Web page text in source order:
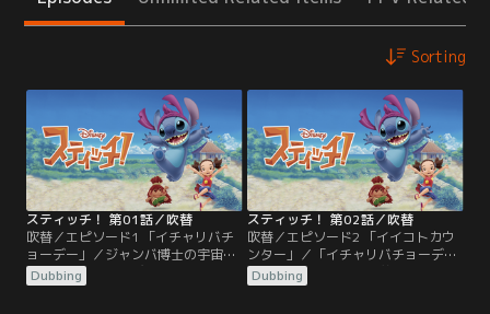
Sorting
スティッチ！ 第01話／吹替
吹替／エピソード1 「イチャリバチ
ョーデー」／ジャンバ博士の宇宙ス
クーターで暴走遊びをしていたステ
ィッチは追っ手をかわすうち、勢い
Dubbing
スティッチ！ 第02話／吹替
吹替／エピソード2 「イイコトカウ
ンター」／「イチャリバチョーデー
（一度会ったらみな兄弟）」の心
で、スティッチを受け入れ、一緒に
Dubbing